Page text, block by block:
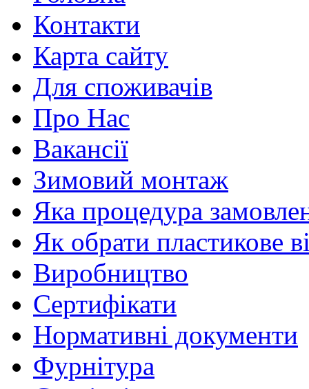
Контакти
Карта сайту
Для споживачів
Про Нас
Вакансії
Зимовий монтаж
Яка процедура
Як обрати пластикове
Виробництво
Сертифікати
Нормативні документи
Фурнітура